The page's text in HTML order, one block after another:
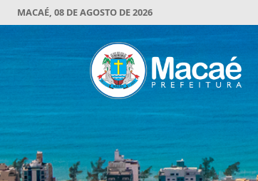
MACAÉ, 08 DE AGOSTO DE 2026